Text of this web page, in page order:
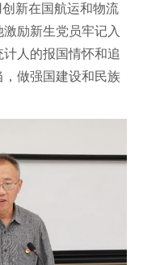
新在国航运和物流
励新生党员牢记入
人的报国情怀和追
做强国建设和民族